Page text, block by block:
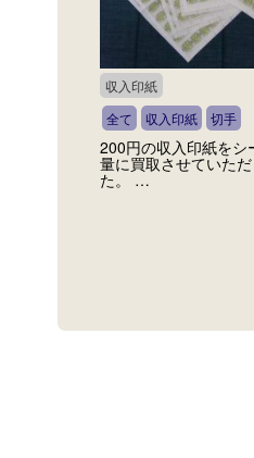
収入印紙
全て
収入印紙 切手
200円の収入印紙をシ
量に買取させていた
た。 …